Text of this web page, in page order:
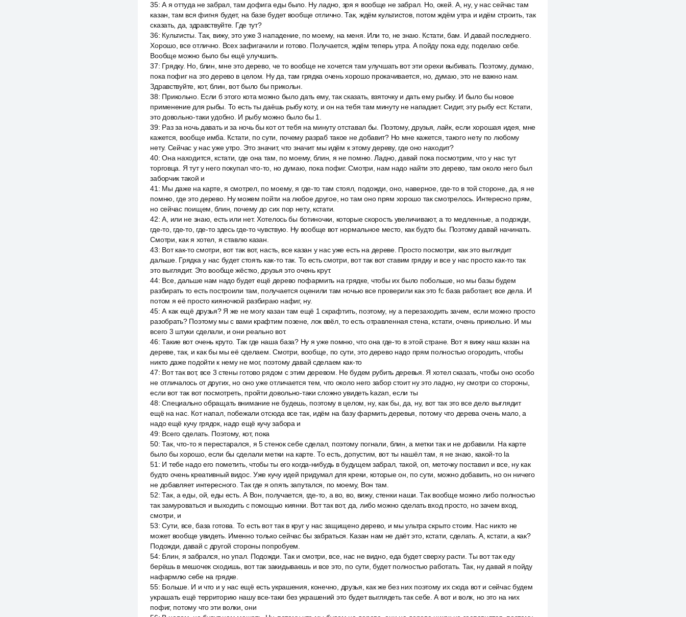
35:А я оттуда не забрал, там дофига еды было. Ну ладно, зря я вообще не забрал. Но, окей. А, ну, у нас сейчас там
казан, там вся фигня будет, на базе будет вообще отлично. Так, ждём культистов, потом ждём утра и идём строить, так
сказать, да, здравствуйте. Где тут?
36: Культисты. Так, вижу, это уже 3 нападение, по моему, на меня. Или то, не знаю. Кстати, бам. И давай последнего.
Хорошо, все отлично. Всех зафигачили и готово. Получается, ждём теперь утра. А пойду пока еду, поделаю себе.
Вообще можно было бы ещё улучшить.
37: Грядку. Но, блин, мне это дерево, че то вообще не хочется там улучшать вот эти орехи выбивать. Поэтому, думаю,
пока пофиг на это дерево в целом. Ну да, там грядка очень хорошо прокачивается, но, думаю, это не важно нам.
Здравствуйте, кот, блин, вот было бы прикольн.
38: Прикольно. Если б этого кота можно было дать ему, так сказать, взяточку и дать ему рыбку. И было бы новое
применение для рыбы. То есть ты даёшь рыбу коту, и он на тебя там минуту не нападает. Сидит, эту рыбу ест. Кстати,
это довольно-таки удобно. И рыбу можно было бы 1.
39: Раз за ночь давать и за ночь бы кот от тебя на минуту отставал бы. Поэтому, друзья, лайк, если хорошая идея, мне
кажется, вообще имба. Кстати, по сути, почему разраб такое не добавит? Но мне кажется, такого нету по любому
нету. Сейчас у нас уже утро. Это значит, что значит мы идём к этому дереву, где оно находит?
40:Она находится, кстати, где она там, по моему, блин, я не помню. Ладно, давай пока посмотрим, что у нас тут
торговца. Я тут у него покупал что-то, но думаю, пока пофиг. Смотри, нам надо найти это дерево, там около него был
заборчик такой и
41 : Мы даже на карте, я смотрел, по моему, я где-то там стоял, подожди, оно, наверное, где-то в той стороне, да, я не
помню, где это дерево. Ну можем пойти на любое другое, но там оно прям хорошо так смотрелось. Интересно прям,
но сейчас поищем, блин, почему до сих пор нету, кстати.
42:А, или не знаю, есть или нет. Хотелось бы ботиночки, которые скорость увеличивают, а то медленные, а подожди,
где-то, где-то, где-то здесь где-то чувствую. Ну вообще вот нормальное место, как будто бы. Поэтому давай начинать.
Смотри, как я хотел, я ставлю казан.
43: Вот как-то смотри, вот так вот, насть, все казан у нас уже есть на дереве. Просто посмотри, как это выглядит
дальше. Грядка у нас будет стоять как-то так. То есть смотри, вот так вот ставим грядку и все у нас просто как-то так
это выглядит. Это вообще жёстко, друзья это очень крут.
44: Все, дальше нам надо будет ещё дерево пофармить на грядке, чтобы их было побольше, но мы базы будем
разбирать то есть построили там, получается оценили там ночью все проверили как это fc база работает, все дела. И
потом я её просто кияночкой разбираю нафиг, ну.
45:А как ещё друзья? Я же не могу казан там ещё 1 скрафтить, поэтому, ну а перезаходить зачем, если можно просто
разобрать? Поэтому мы с вами крафтим позене, лок ввёл, то есть отравленная стена, кстати, очень прикольно. И мы
всего 3 штуки сделали, и они реально вот.
46:Такие вот очень круто. Так где наша база? Ну я уже помню, что она где-то в этой стране. Вот я вижу наш казан на
дереве, так, и как бы мы её сделаем. Смотри, вообще, по сути, это дерево надо прям полностью огородить, чтобы
никто даже подойти к нему не мог, поэтому давай сделаем как-то
47: Вот так вот, все 3 стены готово рядом с этим деревом. Не будем рубить деревья. Я хотел сказать, чтобы оно особо
не отличалось от других, но оно уже отличается тем, что около него забор стоит ну это ладно, ну смотри со стороны,
если вот так вот посмотреть, пройти довольно-таки сложно увидеть kazan, если ты
48:Специально обращать внимание не будешь, поэтому в целом, ну, как бы, да, ну, вот так это все дело выглядит
ещё на нас. Кот напал, побежали отсюда все так, идём на базу фармить деревья, потому что дерева очень мало, а
надо ещё кучу грядок, надо ещё кучу забора и
49: Всего сделать. Поэтому, кот, пока
50:Так, что-то я перестарался, я 5 стенок себе сделал, поэтому погнали, блин, а метки так и не добавили. На карте
было бы хорошо, если бы сделали метки на карте. То есть, допустим, вот ты нашёл там, я не знаю, какой-то la
51 : И тебе надо его пометить, чтобы ты его когда-нибудь в будущем забрал, такой, оп, меточку поставил и все, ну как
будто очень креативный видос. Уже кучу идей придумал для креки, которые он, по сути, можно добавить, но он ничего
не добавляет интересного. Так где я опять запутался, по моему, Вон там.
52:Так, а еды, ой, еды есть. А Вон, получается, где-то, а во, во, вижу, стенки наши. Так вообще можно либо полностью
так замуроваться и выходить с помощью киянки. Вот так вот, да, либо можно сделать вход просто, но зачем вход,
смотри, и
53:Сути, все, база готова. То есть вот так в круг у нас защищено дерево, и мы ультра скрыто стоим. Нас никто не
может вообще увидеть. Именно только сейчас бы забраться. Казан нам не даёт это, кстати, сделать. А, кстати, а как?
Подожди, давай с другой стороны попробуем.
54: Блин, я забрался, но упал. Подожди. Так и смотри, все, нас не видно, еда будет сверху расти. Ты вот так еду
берёшь в мешочек сходишь, вот так закидываешь и все это, по сути, будет полностью работать. Так, ну давай я пойду
нафармлю себе на грядке.
55: Больше. И и что и у нас ещё есть украшения, конечно, друзья, как же без них поэтому их сюда вот и сейчас будем
украшать ещё территорию нашу все-таки без украшений это будет выглядеть так себе. А вот и волк, но это на них
пофиг, потому что эти волки, они